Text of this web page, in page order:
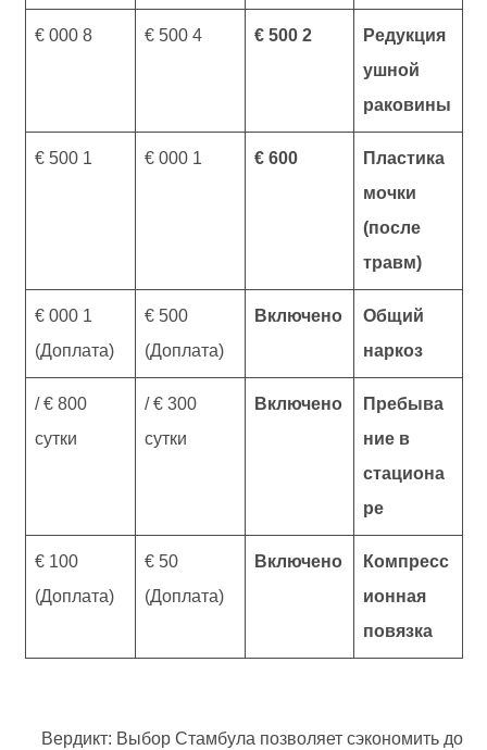
Редукция
ушной
раковины
2 500 €
4 500 €
8 000 €
Пластика
мочки
(после
травм)
600 €
1 000 €
1 500 €
Общий
наркоз
Включено
500 €
(Доплата)
1 000 €
(Доплата)
Пребыва
ние в
стациона
ре
Включено
300 € /
сутки
800 € /
сутки
Компресс
ионная
повязка
Включено
50 €
(Доплата)
100 €
(Доплата)
Вердикт: Выбор Стамбула позволяет сэкономить до